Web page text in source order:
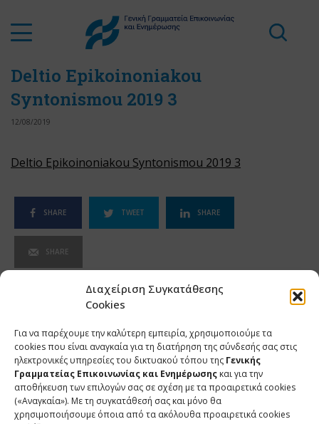
Διαχείριση Συγκατάθεσης
Cookies
Για να παρέχουμε την καλύτερη εμπειρία, χρησιμοποιούμε τα
cookies που είναι αναγκαία για τη διατήρηση της σύνδεσής σας στις
ηλεκτρονικές υπηρεσίες του δικτυακού τόπου της Γενικής
Γραμματείας Επικοινωνίας και Ενημέρωσης και για την
αποθήκευση των επιλογών σας σε σχέση με τα προαιρετικά cookies
(«Αναγκαία»). Με τη συγκατάθεσή σας και μόνο θα
χρησιμοποιήσουμε όποια από τα ακόλουθα προαιρετικά cookies
Deltio Epikoinoniakou
Syntonismou 2019 3
12/08/2019
Deltio Epikoinoniakou Syntonismou 2019 3
SHARE TWEET SHARE
SHARE